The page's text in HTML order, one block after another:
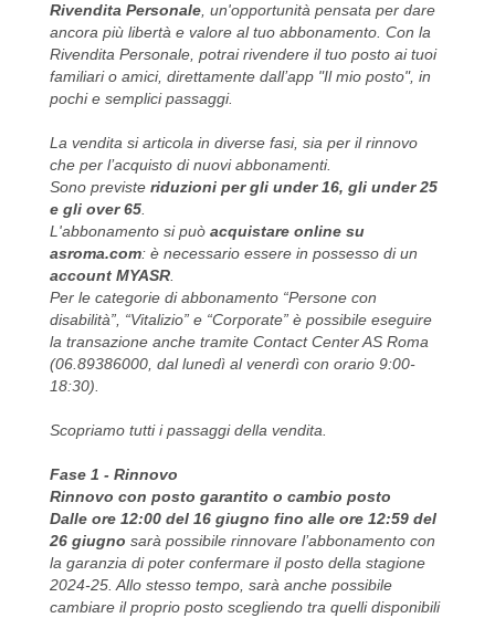
Rivendita Personale, un'opportunità pensata per dare
ancora più libertà e valore al tuo abbonamento. Con la
Rivendita Personale, potrai rivendere il tuo posto ai tuoi
familiari o amici, direttamente dall’app "Il mio posto", in
pochi e semplici passaggi.
La vendita si articola in diverse fasi, sia per il rinnovo
che per l’acquisto di nuovi abbonamenti.
Sono previste riduzioni per gli under 16, gli under 25
e gli over 65.
L'abbonamento si può acquistare online su
asroma.com: è necessario essere in possesso di un
account MYASR.
Per le categorie di abbonamento “Persone con
disabilità”, “Vitalizio” e “Corporate” è possibile eseguire
la transazione anche tramite Contact Center AS Roma
(06.89386000, dal lunedì al venerdì con orario 9:00-
18:30).
Scopriamo tutti i passaggi della vendita.
Fase 1 - Rinnovo
Rinnovo con posto garantito o cambio posto
Dalle ore 12:00 del 16 giugno fino alle ore 12:59 del
26 giugno sarà possibile rinnovare l’abbonamento con
la garanzia di poter confermare il posto della stagione
2024-25. Allo stesso tempo, sarà anche possibile
cambiare il proprio posto scegliendo tra quelli disponibili